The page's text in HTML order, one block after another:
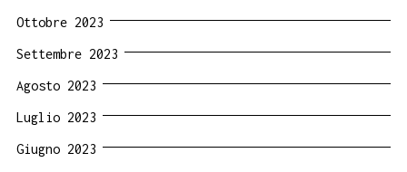
Ottobre 2023
Settembre 2023
Agosto 2023
Luglio 2023
Giugno 2023